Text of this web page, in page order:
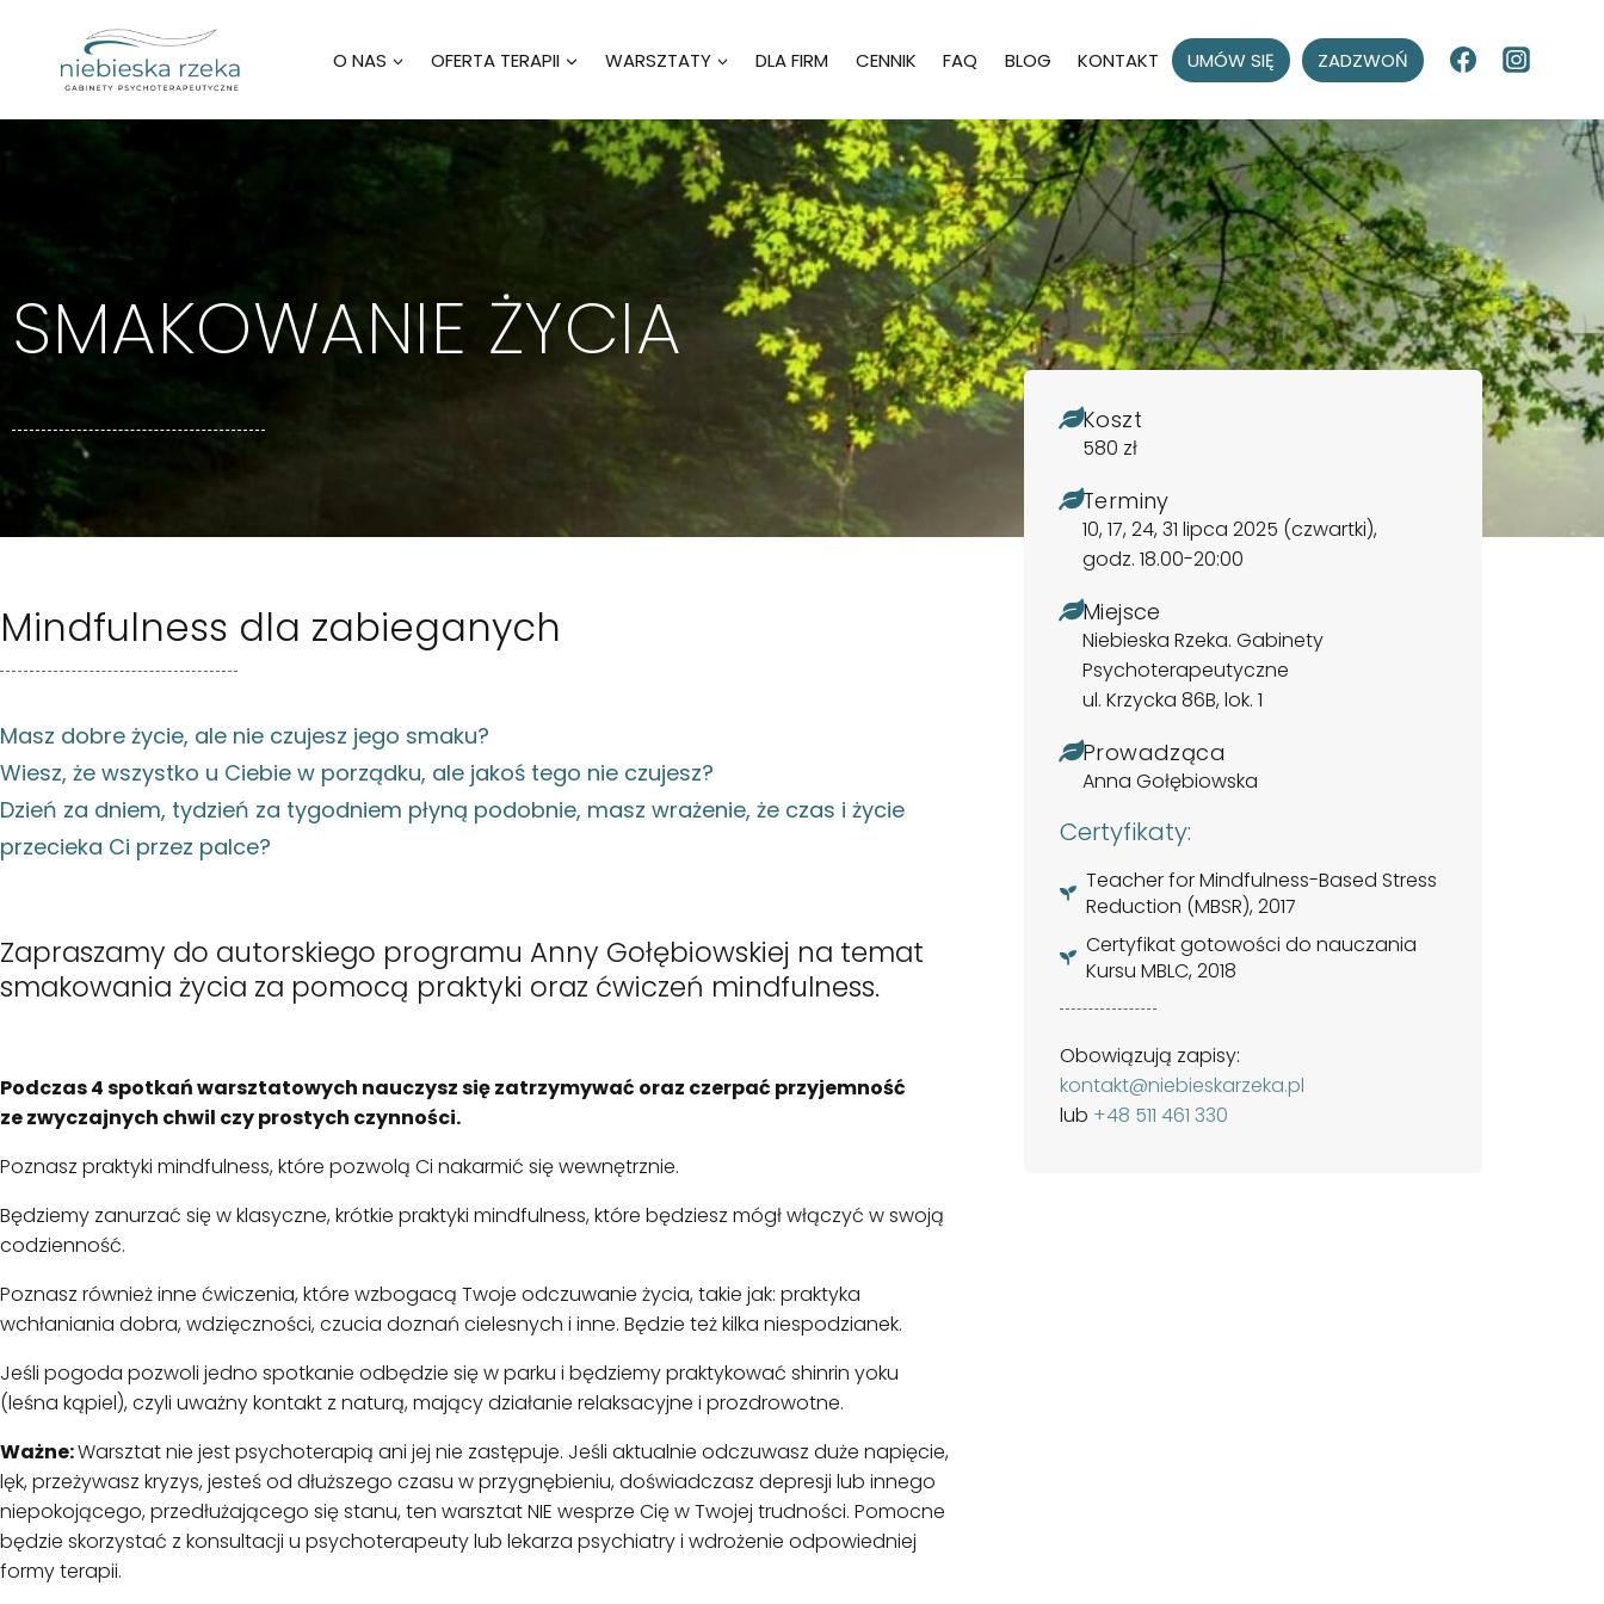
O NAS OFERTA TERAPII WARSZTATY DLA FIRM CENNIK FAQ BLOG KONTAKT UMÓW SIĘ ZADZWOŃ
SMAKOWANIE ŻYCIA
Mindfulness dla zabieganych
Masz dobre życie, ale nie czujesz jego smaku?
Wiesz, że wszystko u Ciebie w porządku, ale jakoś tego nie czujesz?
Dzień za dniem, tydzień za tygodniem płyną podobnie, masz wrażenie, że czas i życie
przecieka Ci przez palce?
Zapraszamy do autorskiego programu Anny Gołębiowskiej na temat
smakowania życia za pomocą praktyki oraz ćwiczeń mindfulness.
Podczas 4 spotkań warsztatowych nauczysz się zatrzymywać oraz czerpać przyjemność
ze zwyczajnych chwil czy prostych czynności.
Poznasz praktyki mindfulness, które pozwolą Ci nakarmić się wewnętrznie.
Będziemy zanurzać się w klasyczne, krótkie praktyki mindfulness, które będziesz mógł włączyć w swoją
codzienność.
Poznasz również inne ćwiczenia, które wzbogacą Twoje odczuwanie życia, takie jak: praktyka
wchłaniania dobra, wdzięczności, czucia doznań cielesnych i inne. Będzie też kilka niespodzianek.
Jeśli pogoda pozwoli jedno spotkanie odbędzie się w parku i będziemy praktykować shinrin yoku
(leśna kąpiel), czyli uważny kontakt z naturą, mający działanie relaksacyjne i prozdrowotne.
Ważne:Warsztat nie jest psychoterapią ani jej nie zastępuje. Jeśli aktualnie odczuwasz duże napięcie,
lęk, przeżywasz kryzys, jesteś od dłuższego czasu w przygnębieniu, doświadczasz depresji lub innego
niepokojącego, przedłużającego się stanu, ten warsztat NIE wesprze Cię w Twojej trudności. Pomocne
będzie skorzystać z konsultacji u psychoterapeuty lub lekarza psychiatry i wdrożenie odpowiedniej
formy terapii.
Koszt
580 zł
Terminy
10, 17, 24, 31 lipca 2025 (czwartki),
godz. 18.00-20:00
Miejsce
Niebieska Rzeka. Gabinety
Psychoterapeutyczne
ul. Krzycka 86B, lok. 1
Prowadząca
Anna Gołębiowska
Certyfikaty:
Teacher for Mindfulness-Based Stress
Reduction (MBSR), 2017
Certyfikat gotowości do nauczania
Kursu MBLC, 2018
Obowiązują zapisy:
kontakt@niebieskarzeka.pl
lub +48 511 461 330